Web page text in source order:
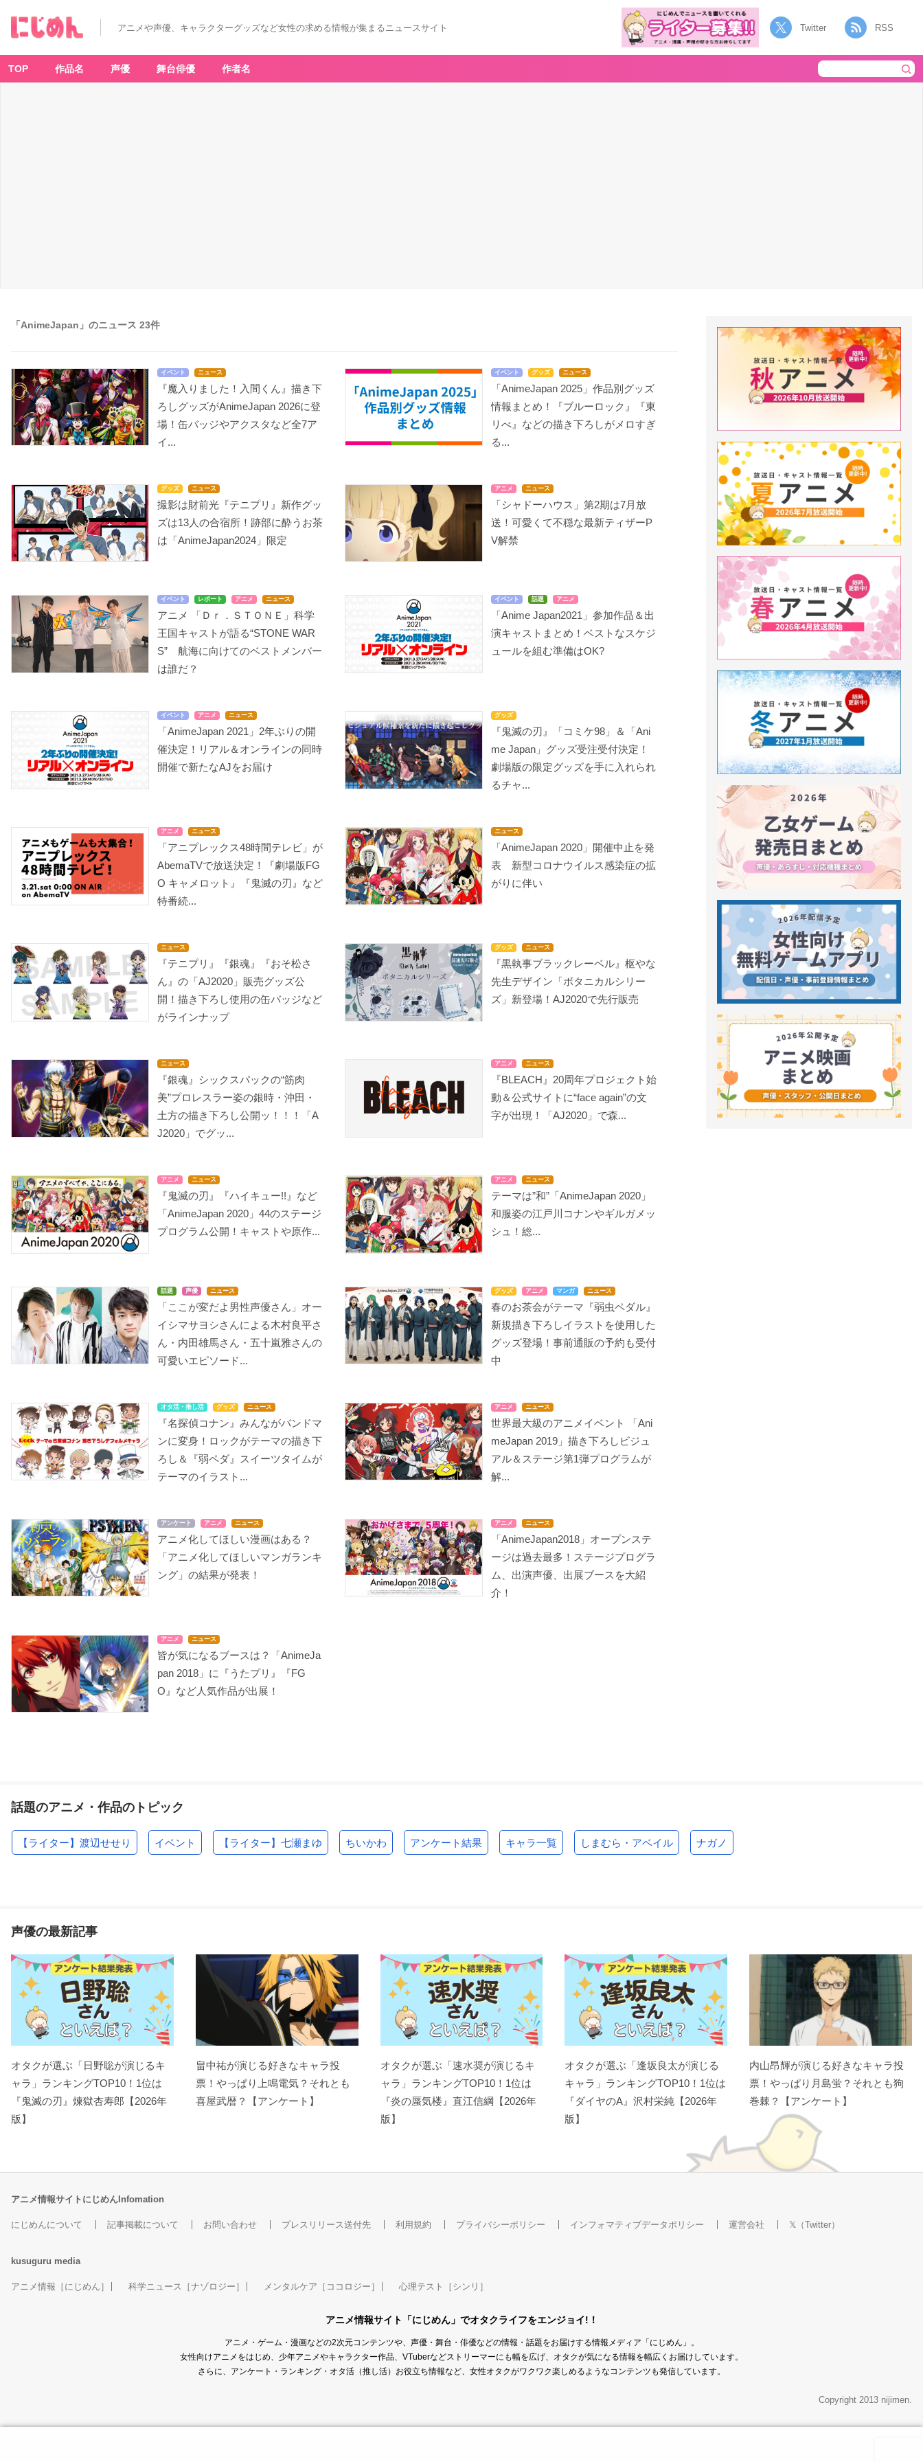
アニメや声優、キャラクターグッズなど女性の求める情報が集まるニュースサイト Twitter RSS
TOP 作品名 声優 舞台俳優 作者名
「AnimeJapan」のニュース 23件
イベント ニュース
『魔入りました！入間くん』描き下
ろしグッズがAnimeJapan 2026に登
場！缶バッジやアクスタなど全7ア
イ...
イベント グッズ ニュース
「AnimeJapan 2025」作品別グッズ
情報まとめ！『ブルーロック』『東
リべ』などの描き下ろしがメロすぎ
る...
グッズ ニュース
撮影は財前光『テニプリ』新作グッ
ズは13人の合宿所！跡部に酔うお茶
は「AnimeJapan2024」限定
アニメ ニュース
「シャドーハウス」第2期は7月放
送！可愛くて不穏な最新ティザーP
V解禁
イベント レポート アニメ ニュース
アニメ 「Ｄｒ．ＳＴＯＮＥ」科学
王国キャストが語る“STONE WAR
S” 航海に向けてのベストメンバー
は誰だ？
イベント 話題 アニメ
「Anime Japan2021」参加作品＆出
演キャストまとめ！ベストなスケジ
ュールを組む準備はOK?
イベント アニメ ニュース
「AnimeJapan 2021」2年ぶりの開
催決定！リアル＆オンラインの同時
開催で新たなAJをお届け
グッズ
『鬼滅の刃』「コミケ98」＆「Ani
me Japan」グッズ受注受付決定！
劇場版の限定グッズを手に入れられ
るチャ...
アニメ ニュース
「アニプレックス48時間テレビ」が
AbemaTVで放送決定！『劇場版FG
O キャメロット』『鬼滅の刃』など
特番続...
ニュース
「AnimeJapan 2020」開催中止を発
表 新型コロナウイルス感染症の拡
がりに伴い
ニュース
『テニプリ』『銀魂』『おそ松さ
ん』の「AJ2020」販売グッズ公
開！描き下ろし使用の缶バッジなど
がラインナップ
グッズ ニュース
『黒執事ブラックレーベル』枢やな
先生デザイン「ボタニカルシリー
ズ」新登場！AJ2020で先行販売
ニュース
『銀魂』シックスパックの“筋肉
美”プロレスラー姿の銀時・沖田・
土方の描き下ろし公開ッ！！！「A
J2020」でグッ...
アニメ ニュース
『BLEACH』20周年プロジェクト始
動＆公式サイトに“face again”の文
字が出現！「AJ2020」で森...
アニメ ニュース
『鬼滅の刃』『ハイキュー!!』など
「AnimeJapan 2020」44のステージ
プログラム公開！キャストや原作...
アニメ ニュース
テーマは”和”「AnimeJapan 2020」
和服姿の江戸川コナンやギルガメッ
シュ！総...
話題 声優 ニュース
「ここが変だよ男性声優さん」オー
イシマサヨシさんによる木村良平さ
ん・内田雄馬さん・五十嵐雅さんの
可愛いエピソード...
グッズ アニメ マンガ ニュース
春のお茶会がテーマ『弱虫ペダル』
新規描き下ろしイラストを使用した
グッズ登場！事前通販の予約も受付
中
オタ活・推し活 グッズ ニュース
『名探偵コナン』みんながバンドマ
ンに変身！ロックがテーマの描き下
ろし＆『弱ペダ』スイーツタイムが
テーマのイラスト...
アニメ ニュース
世界最大級のアニメイベント 「Ani
meJapan 2019」描き下ろしビジュ
アル＆ステージ第1弾プログラムが
解...
アンケート アニメ ニュース
アニメ化してほしい漫画はある？
「アニメ化してほしいマンガランキ
ング」の結果が発表！
アニメ ニュース
「AnimeJapan2018」オープンステ
ージは過去最多！ステージプログラ
ム、出演声優、出展ブースを​大紹
介！
アニメ ニュース
皆が気になるブースは？「AnimeJa
pan 2018」に『うたプリ』『FG
O』など人気作品が出展！
話題のアニメ・作品のトピック
【ライター】渡辺せせり イベント 【ライター】七瀬まゆ ちいかわ アンケート結果 キャラ一覧 しまむら・アベイル ナガノ
声優の最新記事
オタクが選ぶ「日野聡が演じるキ
ャラ」ランキングTOP10！1位は
『鬼滅の刃』煉󠄁獄杏寿郎【2026年
版】
畠中祐が演じる好きなキャラ投
票！やっぱり上鳴電気？それとも
喜屋武暦？【アンケート】
オタクが選ぶ「速水奨が演じるキ
ャラ」ランキングTOP10！1位は
『炎の蜃気楼』直江信綱【2026年
版】
オタクが選ぶ「逢坂良太が演じる
キャラ」ランキングTOP10！1位は
『ダイヤのA』沢村栄純【2026年
版】
内山昂輝が演じる好きなキャラ投
票！やっぱり月島蛍？それとも狗
巻棘？【アンケート】
アニメ情報サイトにじめんInfomation
にじめんについて 記事掲載について お問い合わせ プレスリリース送付先 利用規約 プライバシーポリシー インフォマティブデータポリシー 運営会社 𝕏（Twitter）
kusuguru media
アニメ情報［にじめん］ 科学ニュース［ナゾロジー］ メンタルケア［ココロジー］ 心理テスト［シンリ］
アニメ情報サイト「にじめん」でオタクライフをエンジョイ!！
アニメ・ゲーム・漫画などの2次元コンテンツや、声優・舞台・俳優などの情報・話題をお届けする情報メディア「にじめん」。
女性向けアニメをはじめ、少年アニメやキャラクター作品、VTuberなどストリーマーにも幅を広げ、オタクが気になる情報を幅広くお届けしています。
さらに、アンケート・ランキング・オタ活（推し活）お役立ち情報など、女性オタクがワクワク楽しめるようなコンテンツも発信しています。
Copyright 2013 nijimen.